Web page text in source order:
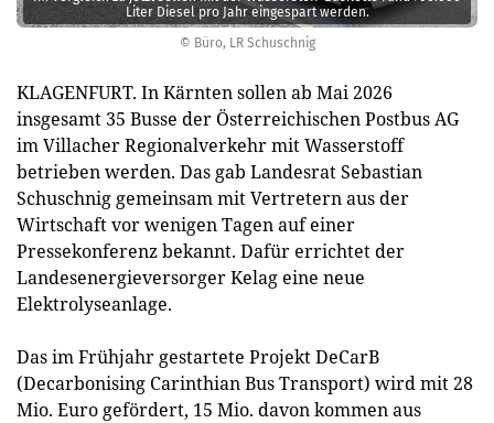
© Büro, LR Schuschnig
Liter Diesel pro Jahr eingespart werden.
KLAGENFURT. In Kärnten sollen ab Mai 2026
insgesamt 35 Busse der Österreichischen Postbus AG
im Villacher Regionalverkehr mit Wasserstoff
betrieben werden. Das gab Landesrat Sebastian
Schuschnig gemeinsam mit Vertretern aus der
Wirtschaft vor wenigen Tagen auf einer
Pressekonferenz bekannt. Dafür errichtet der
Landesenergieversorger Kelag eine neue
Elektrolyseanlage.
Das im Frühjahr gestartete Projekt DeCarB
(Decarbonising Carinthian Bus Transport) wird mit 28
Mio. Euro gefördert, 15 Mio. davon kommen aus